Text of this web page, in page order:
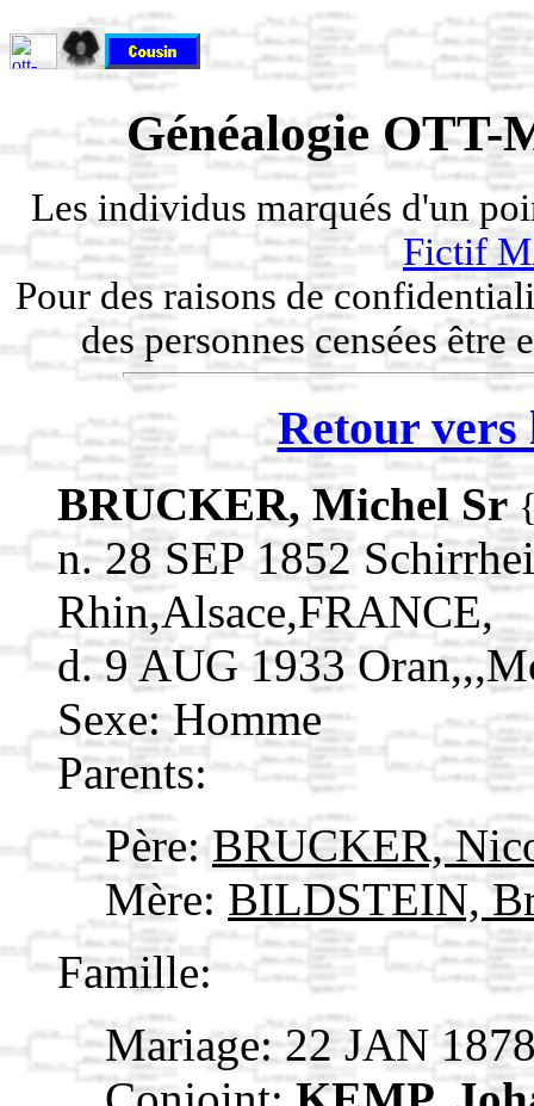
Généalogie OTT-
Les individus marqués d'un
Fictif
Pour des raisons de
des personnes censées
Retour vers
BRUCKER, Michel Sr
n. 28 SEP 1852
Rhin,Alsace,FRANCE,
d. 9 AUG 1933
Sexe: Homme
Parents:
Père:BRUCKER,
Mère: BILDSTEIN,
Famille:
Mariage: 22 JAN